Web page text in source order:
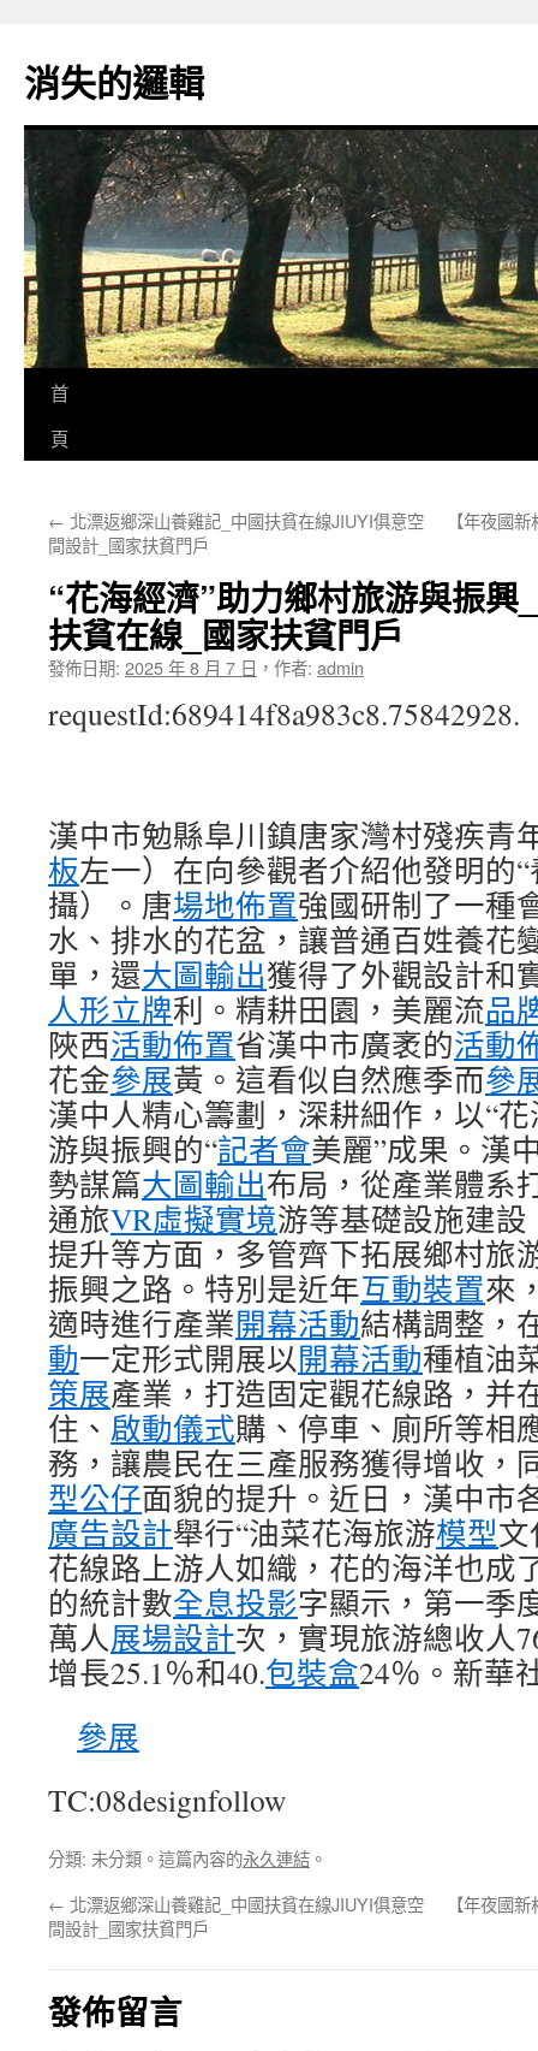
主
要
消失的邏輯
首
頁
← 北漂返鄉深山養雞記_中國扶貧在線JIUYI俱意空
間設計_國家扶貧門戶
【年夜國
“花海經濟”助力鄉村旅游與振
扶貧在線_國家扶貧門戶
發佈日期: 2025 年 8 月 7 日 ， 作者: admin
requestId:689414f8a983c8.75842928.
漢中市勉縣阜川鎮唐家灣村殘疾青
板左一）在向參觀者介紹他發明的
攝）。唐場地佈置強國研制了一種
水、排水的花盆，讓普通百姓養花
單，還大圖輸出獲得了外觀設計和
人形立牌利。精耕田園，美麗流品
陜西活動佈置省漢中市廣袤的活動
花金參展黃。這看似自然應季而參
漢中人精心籌劃，深耕細作，以“
游與振興的“記者會美麗”成果。漢
勢謀篇大圖輸出布局，從產業體系
通旅VR虛擬實境游等基礎設施建設
提升等方面，多管齊下拓展鄉村旅
振興之路。特別是近年互動裝置來
適時進行產業開幕活動結構調整，
動一定形式開展以開幕活動種植油
策展產業，打造固定觀花線路，并
住、 啟動儀式購、停車、廁所等相
務，讓農民在三產服務獲得增收，
型公仔面貌的提升。近日，漢中市
廣告設計舉行“油菜花海旅游模型文
花線路上游人如織，花的海洋也成
的統計數全息投影字顯示，第一季
萬人展場設計次，實現旅游總收人
增長25.1％和40.包裝盒24％。新華
參展
TC:08designfollow
分類: 未分類。這篇內容的永久連結 。
← 北漂返鄉深山養雞記_中國扶貧在線JIUYI俱意空
間設計_國家扶貧門戶
【年夜國
發佈留言